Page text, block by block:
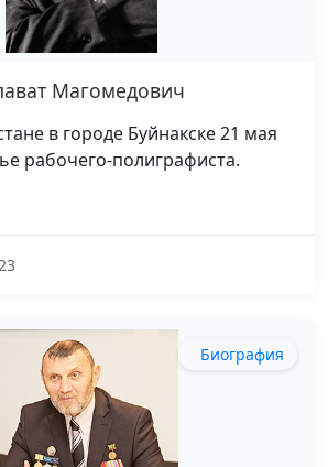
Магомедович
в городе Буйнакске 21 мая
рабочего-полиграфиста.
Биография